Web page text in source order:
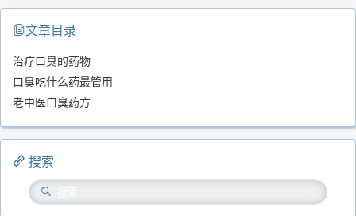
文章目录
治疗口臭的药物
口臭吃什么药最管用
老中医口臭药方
搜索